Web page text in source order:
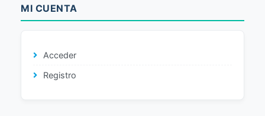
MI CUENTA
Acceder
Registro